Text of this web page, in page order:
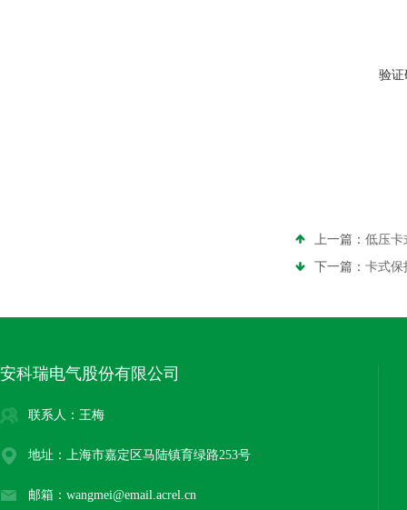
验证
上一篇： 低压卡
下一篇： 卡式保
安科瑞电气股份有限公司
联系人：王梅
地址：上海市嘉定区马陆镇育绿路253号
邮箱：wangmei@email.acrel.cn